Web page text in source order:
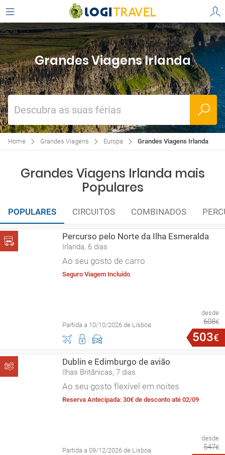
Grandes Viagens Irlanda
Descubra as suas férias
Home Grandes Viagens Europa Grandes Viagens Irlanda
Grandes Viagens Irlanda mais
Populares
POPULARES CIRCUITOS COMBINADOS
Percurso pelo Norte da Ilha Esmeralda
Irlanda, 6 dias
Ao seu gosto de carro
Seguro Viagem Incluído
Partida a 10/10/2026 de Lisboa
desde
608€
503€
Dublin e Edimburgo de avião
Ilhas Britânicas, 7 dias
Ao seu gosto flexível em noites
Reserva Antecipada: 30€ de desconto até 02/09
Partida a 09/12/2026 de Lisboa
desde
547€